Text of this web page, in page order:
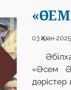
03 Қазан 2025
Әбілхан
«Әсем
дәрістер